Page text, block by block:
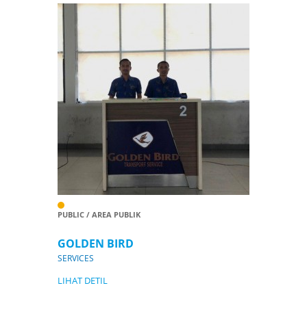
PUBLIC / AREA PUBLIK
GOLDEN BIRD
SERVICES
LIHAT DETIL